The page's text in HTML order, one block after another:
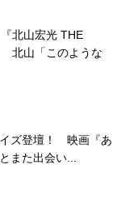
北山宏光 THE
北山「このような
イズ登壇！ 映画『あ
また出会い...